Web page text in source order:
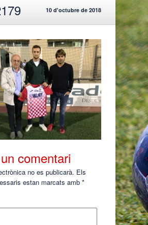
10 d'octubre de 2018
comentari
no es publicarà. Els
estan marcats amb *